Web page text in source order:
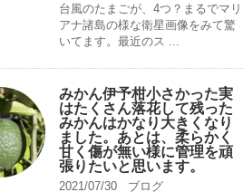
台風のたまごが、4つ？まるでマリ
アナ諸島の様な衛星画像をみて驚
いてます。最近のス ...
みかん伊予柑小さかった実
はたくさん落花して残った
みかんはかなり大きくなり
ました。あとは、柔らかく
甘く傷が無い様に管理を頑
張りたいと思います。
2021/07/30
ブログ